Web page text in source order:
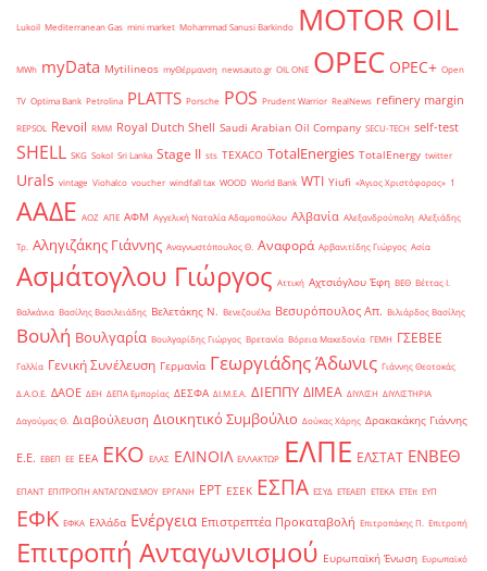
Lukoil Mediterranean Gas mini market Mohammad Sanusi Barkindo MOTOR OIL
MWh myData Mytilineos myΘέρμανση newsauto.gr OIL ONE OPEC OPEC+ Open
TV Optima Bank Petrolina PLATTS Porsche POS Prudent Warrior RealNews refinery margin
REPSOL Revoil RMM Royal Dutch Shell Saudi Arabian Oil Company SECU-TECH self-test
SHELL SKG Sokol Sri Lanka Stage II sts TEXACO TotalEnergies TotalEnergy twitter
Urals vintage Viohalco voucher windfall tax WOOD World Bank WTI Yiufi «Άγιος Χριστόφορος» ΄1
ΑΑΔΕ ΑΟΖ ΑΠΕ ΑΦΜ Αγγελική Ναταλία Αδαμοπούλου Αλβανία Αλεξανδρούπολη Αλεξιάδης
Τρ. Αληγιζάκης Γιάννης Αναγνωστόπουλος Θ. Αναφορά Αρβανιτίδης Γιώργος Ασία
Ασμάτογλου Γιώργος Αττική Αχτσιόγλου Έφη ΒΕΘ Βέττας Ι.
Βαλκάνια Βασίλης Βασιλειάδης Βελετάκης Ν. Βενεζουέλα Βεσυρόπουλος Απ. Βιλιάρδος Βασίλης
Βουλή Βουλγαρία Βουλγαρίδης Γιώργος Βρετανία Βόρεια Μακεδονία ΓΕΜΗ ΓΣΕΒΕΕ
Γαλλία Γενική Συνέλευση Γερμανία Γεωργιάδης Άδωνις Γιάννης Θεοτοκάς
Δ.Α.Ο.Ε. ΔΑΟΕ ΔΕΗ ΔΕΠΑ Εμπορίας ΔΕΣΦΑ ΔΙ.Μ.Ε.Α. ΔΙΕΠΠΥ ΔΙΜΕΑ ΔΙΥΛΙΣΗ ΔΙΥΛΙΣΤΗΡΙΑ
Δαγούμας Θ. Διαβούλευση Διοικητικό Συμβούλιο Δούκας Χάρης Δρακακάκης Γιάννης
Ε.Ε. ΕΒΕΠ ΕΕ ΕΕΑ ΕΚΟ ΕΛΑΣ ΕΛΙΝΟΙΛ ΕΛΛΑΚΤΩΡ ΕΛΠΕ ΕΛΣΤΑΤ ΕΝΒΕΘ
ΕΠΑΝΤ ΕΠΙΤΡΟΠΗ ΑΝΤΑΓΩΝΙΣΜΟΥ ΕΡΓΑΝΗ ΕΡΤ ΕΣΕΚ ΕΣΠΑ ΕΣΥΔ ΕΤΕΑΕΠ ΕΤΕΚΑ ΕΤΕπ ΕΥΠ
ΕΦΚ ΕΦΚΑ Ελλάδα Ενέργεια Επιστρεπτέα Προκαταβολή Επιτροπάκης Π. Επιτροπή
Επιτροπή Ανταγωνισμού Ευρωπαϊκή Ένωση Ευρωπαϊκό